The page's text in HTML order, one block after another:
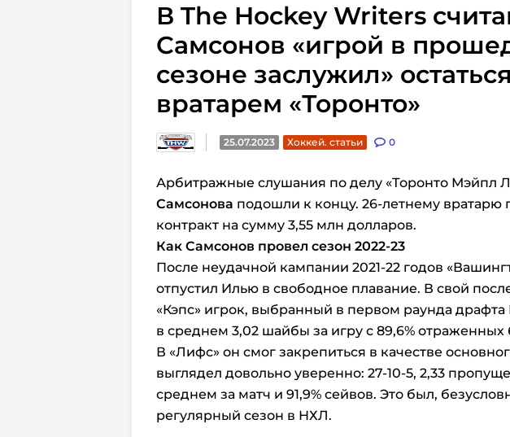
В The Hockey Writers
Самсонов «игрой в
сезоне заслужил»
вратарем «Торонто»
25.07.2023 Хоккей. статьи 0
Арбитражные слушания по делу «Торонто Мэйпл
Самсонова подошли к концу. 26-летнему вратарю
контракт на сумму 3,55 млн долларов.
Как Самсонов провел сезон 2022-23
После неудачной кампании 2021-22 годов
отпустил Илью в свободное плавание. В свой
«Кэпс» игрок, выбранный в первом раунда драфта
в среднем 3,02 шайбы за игру с 89,6% отраженных
В «Лифс» он смог закрепиться в качестве
выглядел довольно уверенно: 27-10-5, 2,33
среднем за матч и 91,9% сейвов. Это был,
регулярный сезон в НХЛ.